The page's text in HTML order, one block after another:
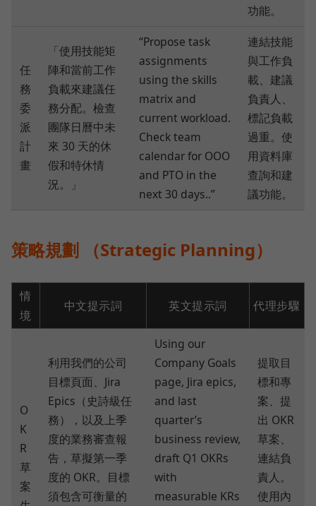
功能。
任
務
委
派
計
畫
「使用技能矩
陣和當前工作
負載來建議任
務分配。檢查
團隊日曆中未
來 30 天的休
假和特休情
況。」
“Propose task
assignments
using the skills
matrix and
current workload.
Check team
calendar for OOO
and PTO in the
next 30 days..”
連結技能
與工作負
載、建議
負責人、
標記負載
過重。使
用資料庫
查詢和建
議功能。
策略規劃 （Strategic Planning）
情
境
中文提示詞 英文提示詞 代理步驟
O
K
R
草
案
利用我們的公司
目標頁面、Jira
Epics（史詩級任
務），以及上季
度的業務審查報
告，草擬第一季
度的 OKR。目標
須包含可衡量的
Using our
Company Goals
page, Jira epics,
and last
quarter’s
business review,
draft Q1 OKRs
with
measurable KRs
提取目
標和專
案、提
出 OKR
草案、
連結負
責人。
使用內